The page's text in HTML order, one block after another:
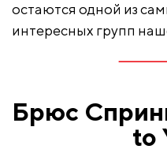
остаются одной из
интересных групп
Брюс
to